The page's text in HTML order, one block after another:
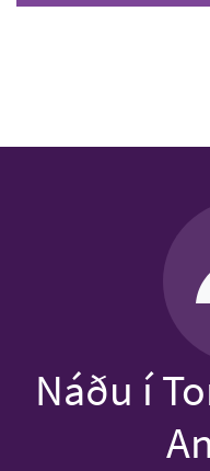
Náðu í